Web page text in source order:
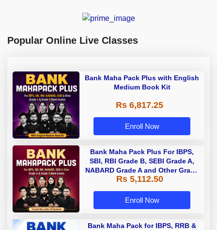
Popular Online Live Classes
Bank Maha Pack Plus with English
Medium Book Kit
Rs 6,817.25
Enroll Now
Bank Maha Pack Plus For IBPS,
SBI, RBI Grade B, SEBI Grade A,
NABARD Grade A and Other Grade
A & Grade B Bank Exams
Rs 5,112.50
Enroll Now
Bank Maha Pack for IBPS, RRB &